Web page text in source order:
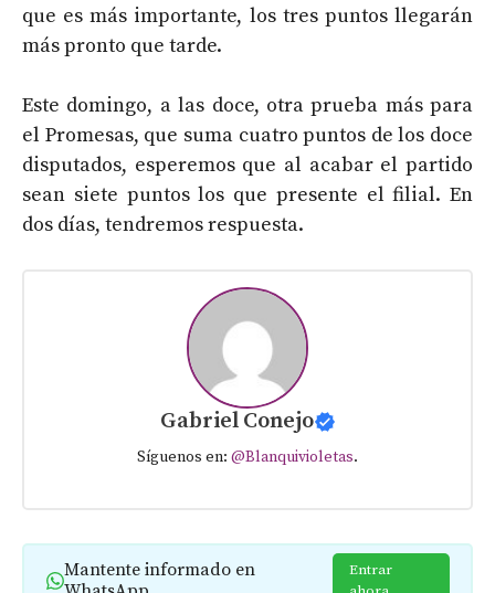
que es más importante, los tres puntos llegarán
más pronto que tarde.
Este domingo, a las doce, otra prueba más para
el Promesas, que suma cuatro puntos de los doce
disputados, esperemos que al acabar el partido
sean siete puntos los que presente el filial. En
dos días, tendremos respuesta.
Gabriel Conejo
Síguenos en: @Blanquivioletas.
Mantente informado en
Entrar